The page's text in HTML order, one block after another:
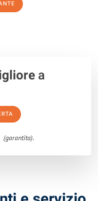
a
(garantita).